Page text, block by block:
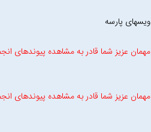
ویسهای پارسه
مهمان عزیز شما قادر به مشاهده پیوندهای
مهمان عزیز شما قادر به مشاهده پیوندهای